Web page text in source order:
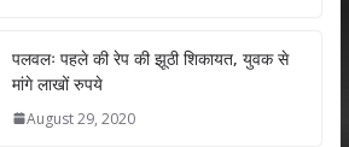
er e
dI
l e
पलवलः पहले की रेप की झूठी शिकायत, युवक से
मांगे लाखों रुपये
August 29, 2020